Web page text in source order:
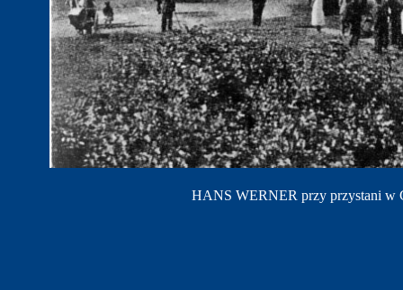
HANS WERNER przy przystani w